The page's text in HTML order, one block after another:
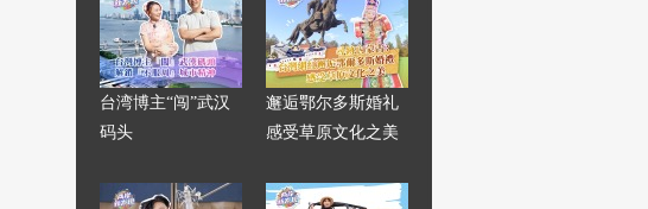
台湾博主“闯”武汉
码头
邂逅鄂尔多斯婚礼
感受草原文化之美